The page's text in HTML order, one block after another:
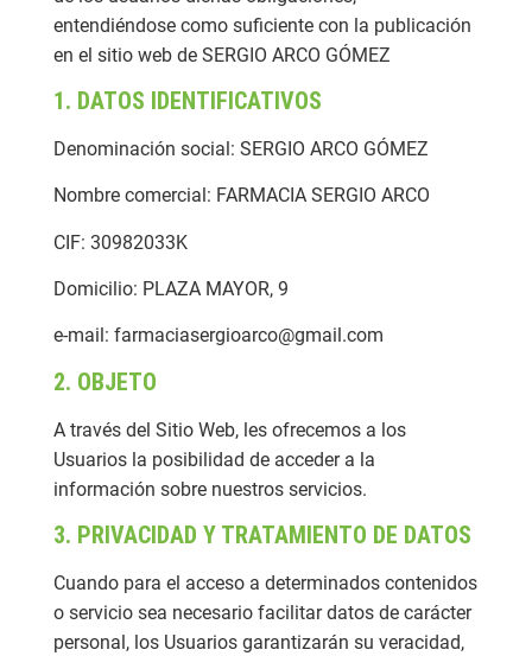
entendiéndose como suficiente con la publicación
en el sitio web de SERGIO ARCO GÓMEZ
1. DATOS IDENTIFICATIVOS
Denominación social: SERGIO ARCO GÓMEZ
Nombre comercial: FARMACIA SERGIO ARCO
CIF: 30982033K
Domicilio: PLAZA MAYOR, 9
e-mail: farmaciasergioarco@gmail.com
2. OBJETO
A través del Sitio Web, les ofrecemos a los
Usuarios la posibilidad de acceder a la
información sobre nuestros servicios.
3. PRIVACIDAD Y TRATAMIENTO DE DATOS
Cuando para el acceso a determinados contenidos
o servicio sea necesario facilitar datos de carácter
personal, los Usuarios garantizarán su veracidad,